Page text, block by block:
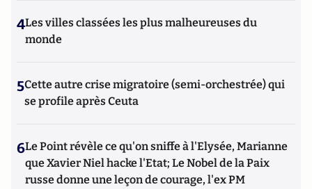
4Les villes classées les plus malheureuses du
monde
5Cette autre crise migratoire (semi-orchestrée) qui
se profile après Ceuta
6Le Point révèle ce qu'on sniffe à l'Elysée, Marianne
que Xavier Niel hacke l'Etat; Le Nobel de la Paix
russe donne une leçon de courage, l'ex PM